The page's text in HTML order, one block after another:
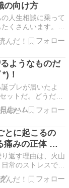
している「頑張り
の向け方
人生相談に乗って
くさんいます。中
の人もたくさん知
話を聞くと分かる
違う。ましてやお
ようなものだ
！
プレが届いたよ
ットだ。どうだ渋
キーだけは飲めな
だけで吐いてしま
っす。 ま、こう
生ハム
とに起こるの
痛みの正体 兵
返す理由は、火山
常のストレスで自
細血管が強く締め
炎症のエネルギー